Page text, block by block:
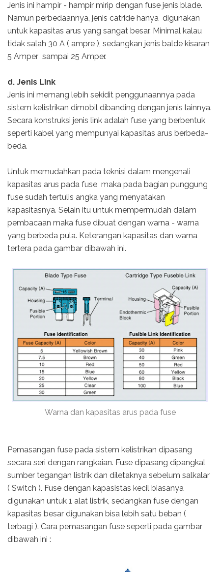
Jenis ini hampir - hampir mirip dengan fuse jenis blade.
Namun perbedaannya, jenis catride hanya digunakan
untuk kapasitas arus yang sangat besar. Minimal kalau
tidak salah 30 A ( ampre ), sedangkan jenis balde kisaran
5 Amper sampai 25 Amper.
d. Jenis Link
Jenis ini memang lebih sekidit penggunaannya pada
sistem kelistrikan dimobil dibanding dengan jenis lainnya.
Secara konstruksi jenis link adalah fuse yang berbentuk
seperti kabel yang mempunyai kapasitas arus berbeda-
beda.
Untuk memudahkan pada teknisi dalam mengenali
kapasitas arus pada fuse maka pada bagian punggung
fuse sudah tertulis angka yang menyatakan
kapasitasnya. Selain itu untuk mempermudah dalam
pembacaan maka fuse dibuat dengan warna - warna
yang berbeda pula. Keterangan kapasitas dan warna
tertera pada gambar dibawah ini.
Warna dan kapasitas arus pada fuse
Pemasangan fuse pada sistem kelistrikan dipasang
secara seri dengan rangkaian. Fuse dipasang dipangkal
sumber tegangan listrik dan diletaknya sebelum salkalar
( Switch ). Fuse dengan kapasistas kecil biasanya
digunakan untuk 1 alat listrik, sedangkan fuse dengan
kapasitas besar digunakan bisa lebih satu beban (
terbagi ). Cara pemasangan fuse seperti pada gambar
dibawah ini :